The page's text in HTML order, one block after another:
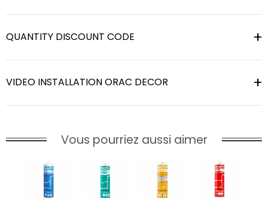
QUANTITY DISCOUNT CODE
VIDEO INSTALLATION ORAC DECOR
Vous pourriez aussi aimer